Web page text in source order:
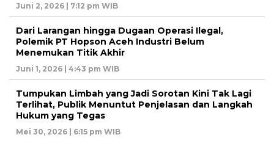
Juni 2, 2026 | 7:12 pm WIB
Dari Larangan hingga Dugaan Operasi Ilegal,
Polemik PT Hopson Aceh Industri Belum
Menemukan Titik Akhir
Juni 1, 2026 | 4:43 pm WIB
Tumpukan Limbah yang Jadi Sorotan Kini Tak Lagi
Terlihat, Publik Menuntut Penjelasan dan Langkah
Hukum yang Tegas
Mei 30, 2026 | 6:15 pm WIB